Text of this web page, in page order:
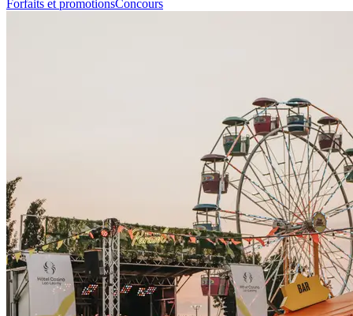
Forfaits et promotionsConcours